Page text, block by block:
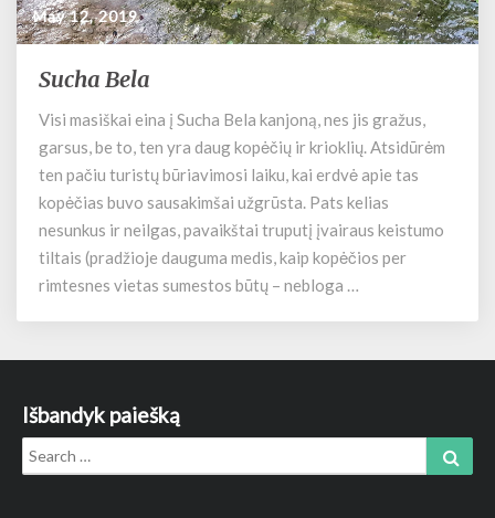
May 12, 2019
S
c
h
a
B
e
l
Sucha Bela
Visi masiškai eina į Sucha Bela kanjoną, nes jis gražus,
garsus, be to, ten yra daug kopėčių ir krioklių. Atsidūrėm
ten pačiu turistų būriavimosi laiku, kai erdvė apie tas
kopėčias buvo sausakimšai užgrūsta. Pats kelias
nesunkus ir neilgas, pavaikštai truputį įvairaus keistumo
tiltais (pradžioje dauguma medis, kaip kopėčios per
rimtesnes vietas sumestos būtų – nebloga …
Išbandyk paiešką
Search
for: